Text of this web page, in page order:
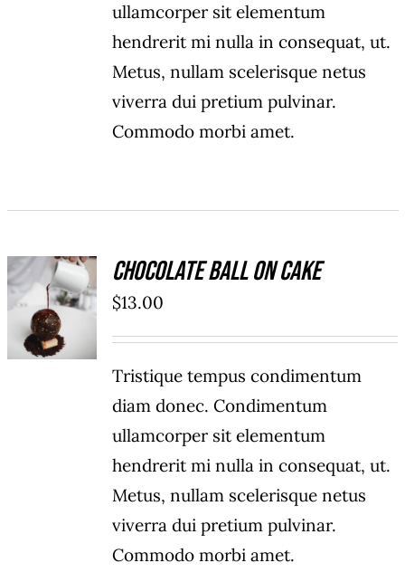
ullamcorper sit elementum
hendrerit mi nulla in consequat, ut.
Metus, nullam scelerisque netus
viverra dui pretium pulvinar.
Commodo morbi amet.
ADD TO
CART
/
DETAILS
Chocolate Ball On Cake
$13.00
Tristique tempus condimentum
diam donec. Condimentum
ullamcorper sit elementum
hendrerit mi nulla in consequat, ut.
Metus, nullam scelerisque netus
viverra dui pretium pulvinar.
Commodo morbi amet.